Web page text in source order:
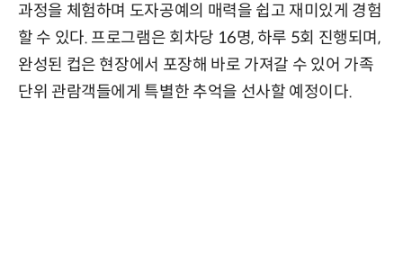
과정을 체험하며 도자공예의 매력을 쉽고 재미있게 경험
할 수 있다. 프로그램은 회차당 16명, 하루 5회 진행되며,
완성된 컵은 현장에서 포장해 바로 가져갈 수 있어 가족
단위 관람객들에게 특별한 추억을 선사할 예정이다.